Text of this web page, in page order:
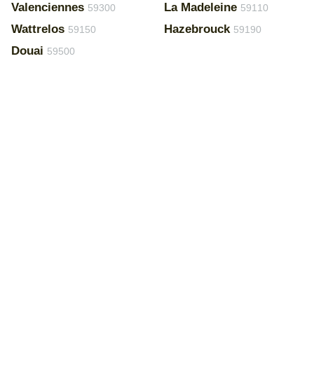
Valenciennes 59300
Wattrelos 59150
Douai 59500
La Madeleine 59110
Hazebrouck 59190